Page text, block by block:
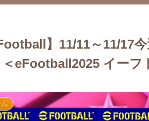
】11/11～11/17
eFootball2025 イーフ